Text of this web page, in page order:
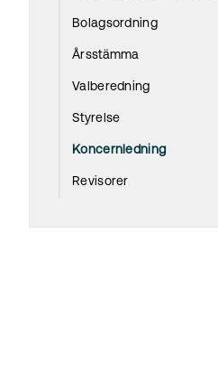
Bolagsordning
Årsstämma
Valberedning
Styrelse
Koncernledning
Revisorer